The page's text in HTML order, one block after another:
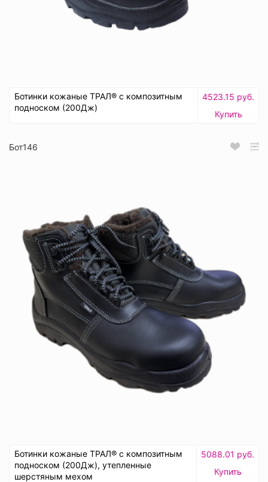
Ботинки кожаные ТРАЛ® с композитным
подноском (200Дж)
4523.15 руб.
Купить
Бот146
Ботинки кожаные ТРАЛ® с композитным
подноском (200Дж), утепленные
шерстяным мехом
5088.01 руб.
Купить